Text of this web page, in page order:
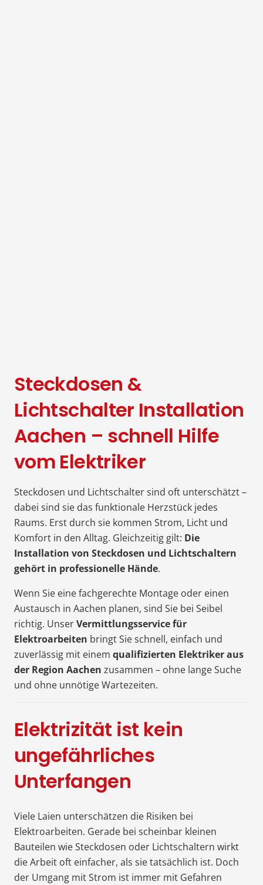
Steckdosen &
Lichtschalter Installation
Aachen – schnell Hilfe
vom Elektriker
Steckdosen und Lichtschalter sind oft unterschätzt –
dabei sind sie das funktionale Herzstück jedes
Raums. Erst durch sie kommen Strom, Licht und
Komfort in den Alltag. Gleichzeitig gilt: Die
Installation von Steckdosen und Lichtschaltern
gehört in professionelle Hände.
Wenn Sie eine fachgerechte Montage oder einen
Austausch in Aachen planen, sind Sie bei Seibel
richtig. UnserVermittlungsservice für
Elektroarbeiten bringt Sie schnell, einfach und
zuverlässig mit einem qualifizierten Elektriker aus
der Region Aachen zusammen – ohne lange Suche
und ohne unnötige Wartezeiten.
Elektrizität ist kein
ungefährliches
Unterfangen
Viele Laien unterschätzen die Risiken bei
Elektroarbeiten. Gerade bei scheinbar kleinen
Bauteilen wie Steckdosen oder Lichtschaltern wirkt
die Arbeit oft einfacher, als sie tatsächlich ist. Doch
der Umgang mit Strom ist immer mit Gefahren